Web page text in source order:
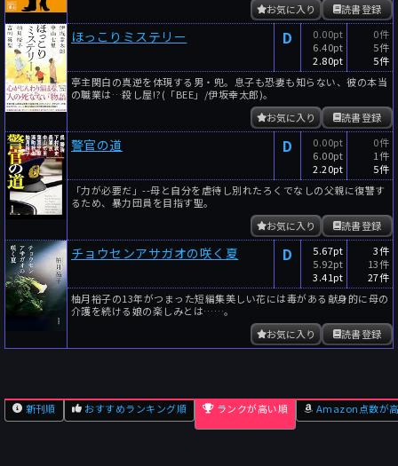
読書登録
お気に入り
ほっこりミステリー D
0.00pt
6.40pt
2.80pt
0件
5件
5件
亭主関白の真逆を体現する男・兜。息子も恐妻も知らない、彼の本当
の職業は…殺し屋!?(「BEE」/伊坂幸太郎)。
読書登録
お気に入り
警官の道 D
0.00pt
6.00pt
2.20pt
0件
1件
5件
「力が必要だ」--母と自分を虐待し別れたろくでなしの父親に復讐す
るため、暴力団員を目指す聖。
読書登録
お気に入り
チョウセンアサガオの咲く夏 D
5.67pt
5.92pt
3.41pt
3件
13件
27件
柚月裕子の13年がつまった短編集美しい花には毒がある献身的に母の
介護を続ける娘の楽しみとは……。
読書登録
お気に入り
新刊順 おすすめランキング順 ランクが高い順 Amazon点数が